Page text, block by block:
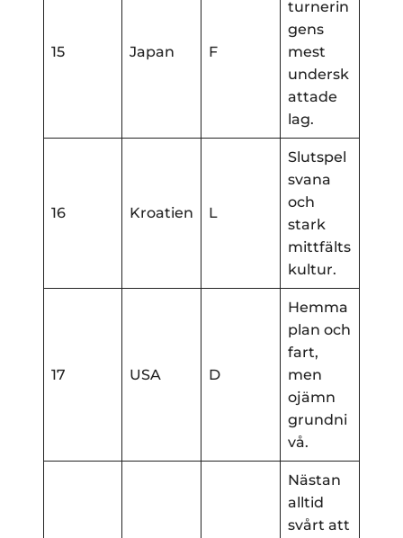
15 Japan F
turnerin
gens
mest
undersk
attade
lag.
16 Kroatien L
Slutspel
svana
och
stark
mittfälts
kultur.
17 USA D
Hemma
plan och
fart,
men
ojämn
grundni
vå.
Nästan
alltid
svårt att